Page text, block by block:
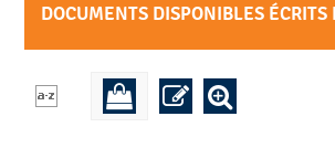
DOCUMENTS DISPONIBLES ÉCRITS